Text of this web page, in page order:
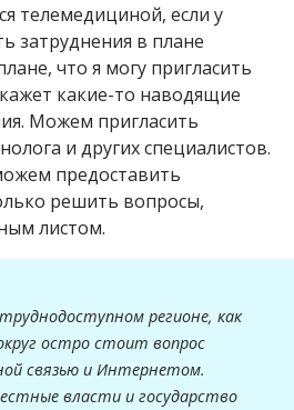
телемедициной, если у
затруднения в плане
что я могу пригласить
какие-то наводящие
Можем пригласить
и других специалистов.
предоставить
решить вопросы,
листом.
регионе, как
остро стоит вопрос
связью и Интернетом.
власти и государство